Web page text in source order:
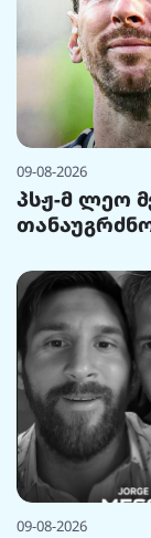
09-08-2026
პსჟ-მ ლეო
09-08-2026